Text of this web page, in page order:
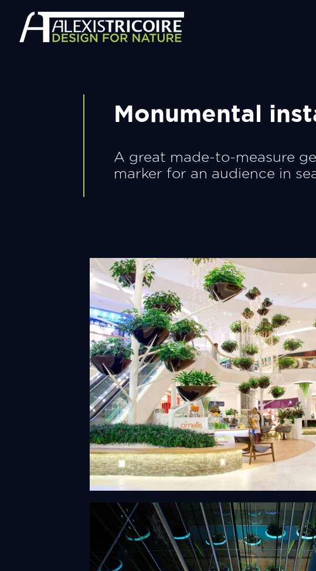
Monumental
A great made-to-measure
marker for an audience in
Agave Tree
Iles végétales